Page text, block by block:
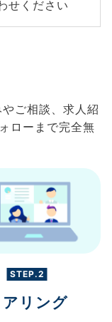
せください
ご相談、求人紹
ローまで完全無
STEP.2
アリング